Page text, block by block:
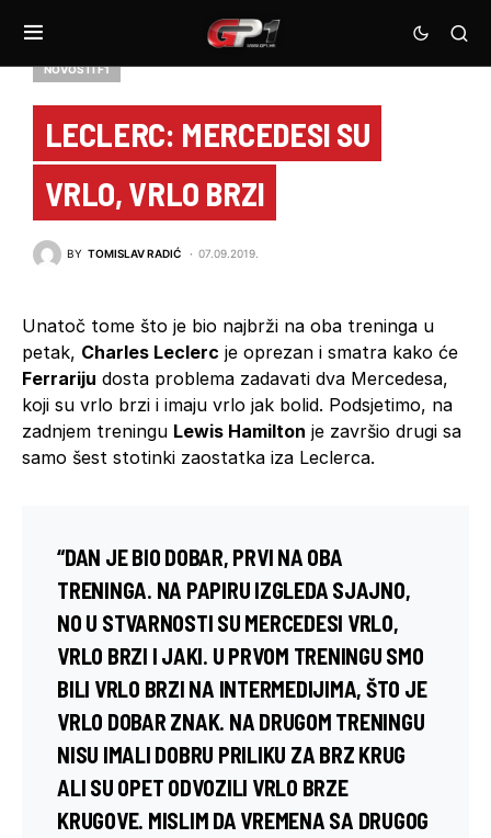
NOVOSTI F1
LECLERC: MERCEDESI SU
VRLO, VRLO BRZI
BY TOMISLAV RADIĆ 07.09.2019.
Unatoč tome što je bio najbrži na oba treninga u
petak, Charles Leclerc je oprezan i smatra kako će
Ferrariju dosta problema zadavati dva Mercedesa,
koji su vrlo brzi i imaju vrlo jak bolid. Podsjetimo, na
zadnjem treningu Lewis Hamilton je završio drugi sa
samo šest stotinki zaostatka iza Leclerca.
“DAN JE BIO DOBAR, PRVI NA OBA
TRENINGA. NA PAPIRU IZGLEDA SJAJNO,
NO U STVARNOSTI SU MERCEDESI VRLO,
VRLO BRZI I JAKI. U PRVOM TRENINGU SMO
BILI VRLO BRZI NA INTERMEDIJIMA, ŠTO JE
VRLO DOBAR ZNAK. NA DRUGOM TRENINGU
NISU IMALI DOBRU PRILIKU ZA BRZ KRUG
ALI SU OPET ODVOZILI VRLO BRZE
KRUGOVE. MISLIM DA VREMENA SA DRUGOG